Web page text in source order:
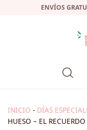
ENVÍOS
INICIO - DÍAS
HUESO – EL